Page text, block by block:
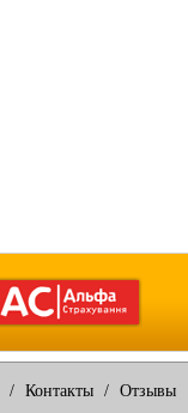
/ Контакты / Отзывы